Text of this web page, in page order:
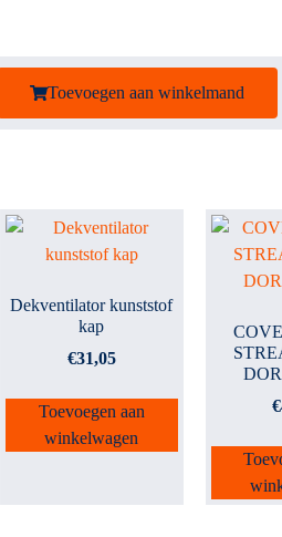
Toevoegen aan winkelmand
Dekventilator kunststof
kap
€31,05
Toevoegen aan
winkelwagen
€